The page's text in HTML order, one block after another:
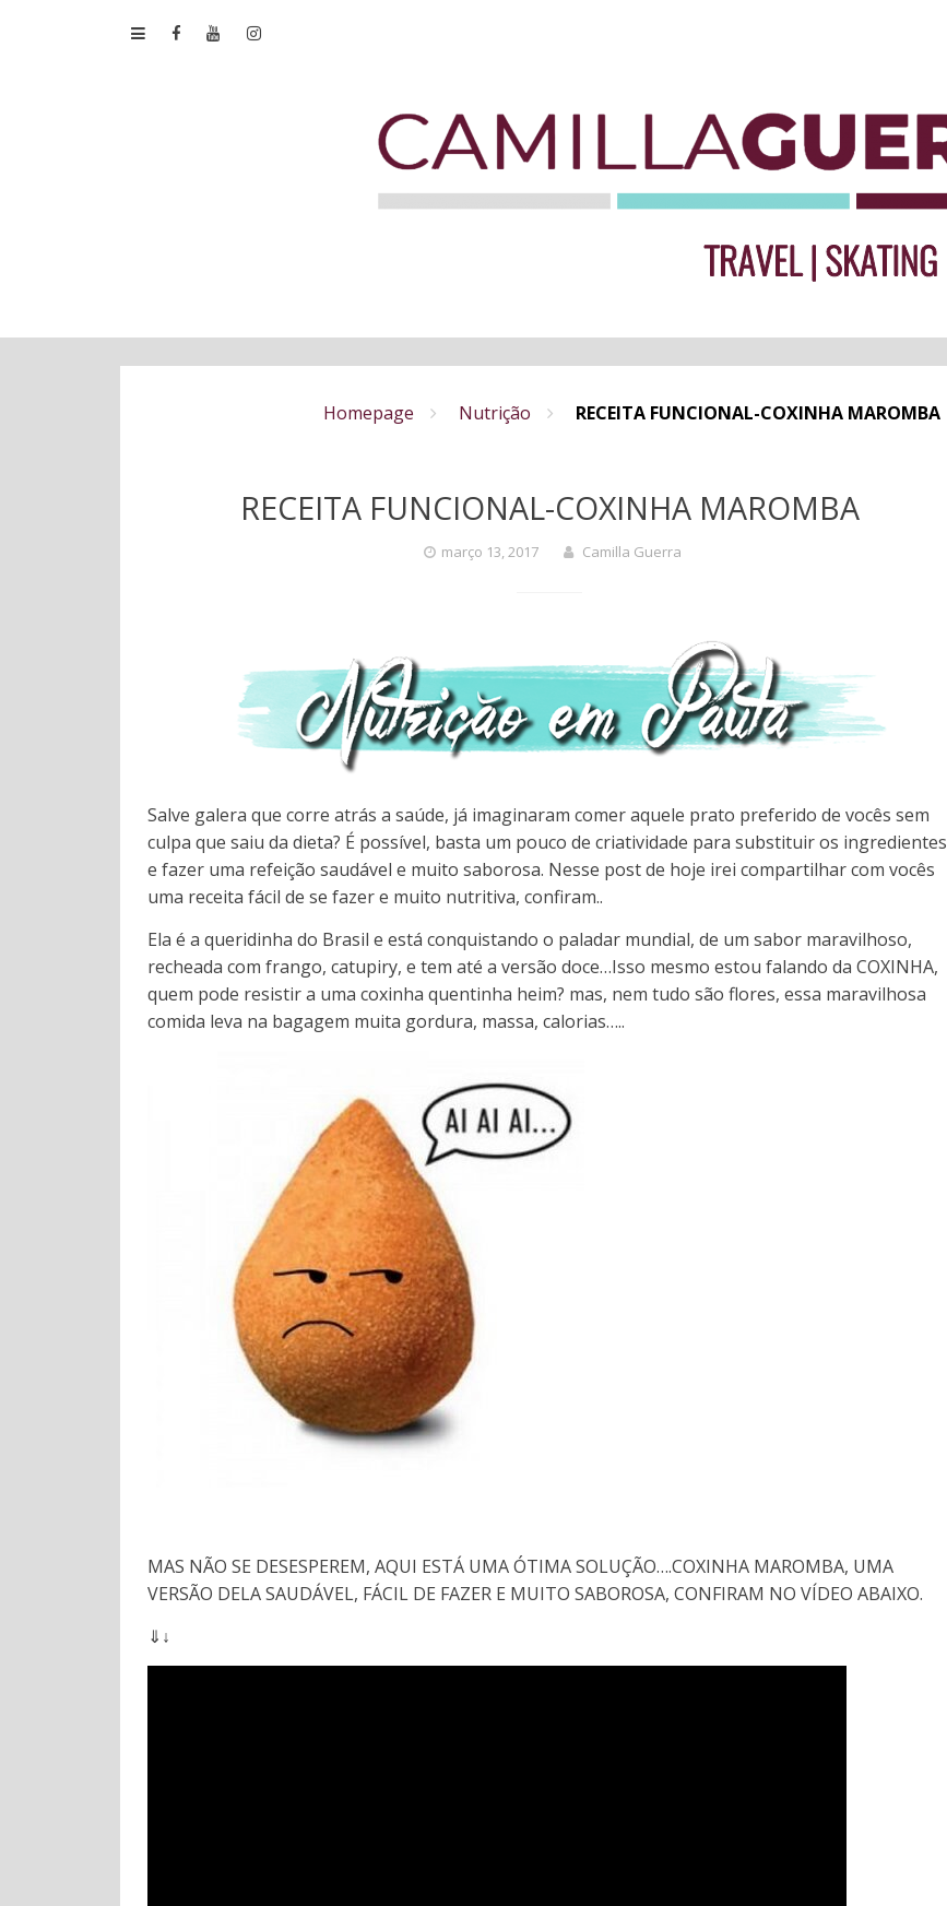
Homepage Nutrição RECEITA FUNCIONAL-COXINHA MAROMBA
RECEITA FUNCIONAL-COXINHA MAROMBA
março 13, 2017 Camilla Guerra
Salve galera que corre atrás a saúde, já imaginaram comer aquele prato preferido de vocês sem
culpa que saiu da dieta? É possível, basta um pouco de criatividade para substituir os ingredientes
e fazer uma refeição saudável e muito saborosa. Nesse post de hoje irei compartilhar com vocês
uma receita fácil de se fazer e muito nutritiva, confiram..
Ela é a queridinha do Brasil e está conquistando o paladar mundial, de um sabor maravilhoso,
recheada com frango, catupiry, e tem até a versão doce…Isso mesmo estou falando da COXINHA,
quem pode resistir a uma coxinha quentinha heim? mas, nem tudo são flores, essa maravilhosa
comida leva na bagagem muita gordura, massa, calorias…..
MAS NÃO SE DESESPEREM, AQUI ESTÁ UMA ÓTIMA SOLUÇÃO….COXINHA MAROMBA, UMA
VERSÃO DELA SAUDÁVEL, FÁCIL DE FAZER E MUITO SABOROSA, CONFIRAM NO VÍDEO ABAIXO.
⇓↓